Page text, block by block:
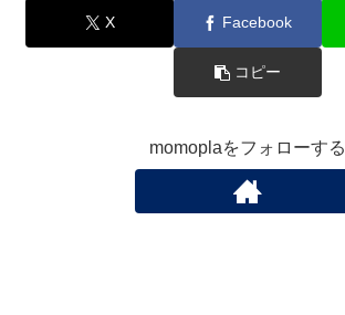
X Facebook
コピー
momoplaをフォローする